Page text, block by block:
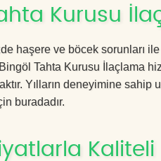
Kurusu
haşere ve böcek sorunları
Tahta Kurusu İlaçlama
Yılların deneyimine
buradadır.
Kaliteli